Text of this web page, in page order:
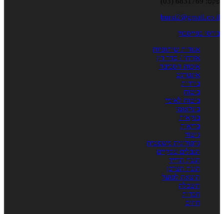
bursi2@gmail.co.il
בורסי בפייסבוק
אגודות שיתופיות
אזרחי / סדר דין
איכות הסביבה
אינטרנט
בוררות
ביטוח
ביטוח לאומי
בינלאומי
בנקאות
בריאות
גישור
גרפולוגיה משפטית
הגבלים עסקיים
הגנת הדייר
הגנת הצרכן
הוצאה לפועל
השכלה
חברות
חוזים